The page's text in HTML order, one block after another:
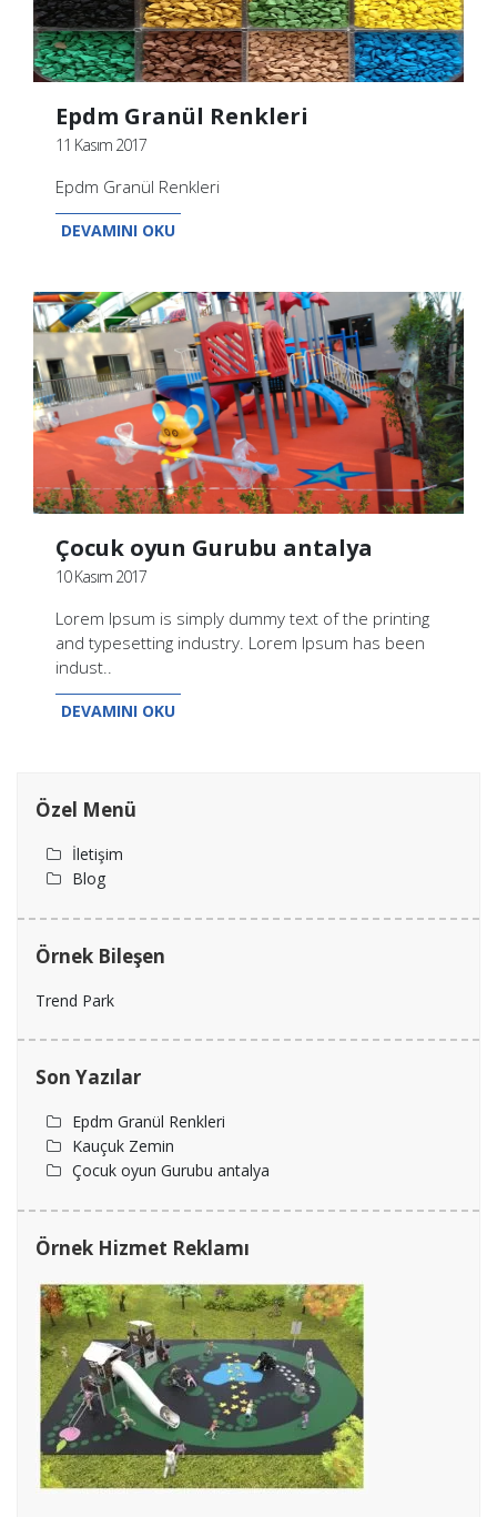
Epdm Granül Renkleri
11 Kasım 2017
Epdm Granül Renkleri
DEVAMINI OKU
Çocuk oyun Gurubu antalya
10 Kasım 2017
Lorem Ipsum is simply dummy text of the printing
and typesetting industry. Lorem Ipsum has been
indust..
DEVAMINI OKU
Özel Menü
İletişim
Blog
Örnek Bileşen
Trend Park
Son Yazılar
Epdm Granül Renkleri
Kauçuk Zemin
Çocuk oyun Gurubu antalya
Örnek Hizmet Reklamı